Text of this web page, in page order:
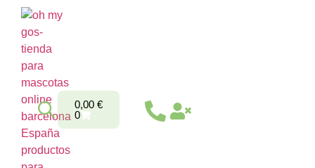
0,00 €
0